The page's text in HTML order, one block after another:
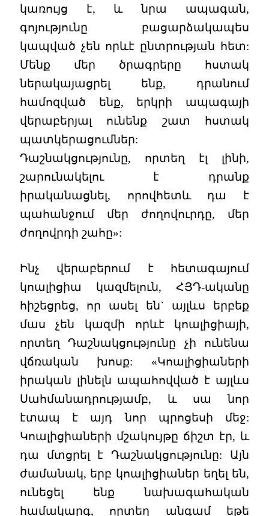
կառույց է, և նրա ապագան,
գոյությունը բացարձակապես
կապված չեն որևէ ընտրության հետ:
Մենք մեր ծրագրերը հստակ
ներակայացրել ենք, դրանում
համոզված ենք, երկրի ապագայի
վերաբերյալ ունենք շատ հստակ
պատկերացումներ:
Դաշնակցությունը, որտեղ էլ լինի,
շարունակելու է դրանք
իրականացնել, որովհետև դա է
պահանջում մեր ժողովուրդը, մեր
ժողովրդի շահը»:
Ինչ վերաբերում է հետագայում
կոալիցիա կազմելուն, ՀՅԴ-ականը
հիշեցրեց, որ ասել են` այլևս երբեք
մաս չեն կազմի որևէ կոալիցիայի,
որտեղ Դաշնակցությունը չի ունենա
վճռական խոսք: «Կոալիցիաների
իրական լինելն ապահովված է այլևս
Սահմանադրությամբ, և սա նոր
էտապ է այդ նոր պրոցեսի մեջ:
Կոալիցիաների մշակույթը ճիշտ էր, և
դա մտցրել է Դաշնակցությունը: Այն
ժամանակ, երբ կոալիցիաներ եղել են,
ունեցել ենք նախագահական
համակարգ, որտեղ անգամ եթե